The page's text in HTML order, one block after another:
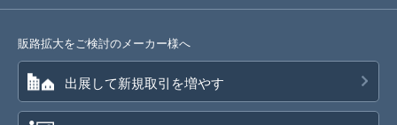
販路拡大をご検討のメーカー様へ
出展して新規取引を増やす